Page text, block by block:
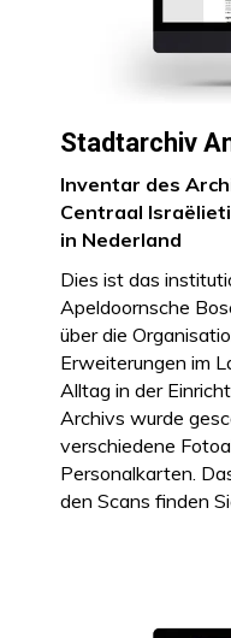
Stadtarchiv
Inventar des
Centraal
in Nederland
Dies ist das
Apeldoornsche
über die
Erweiterungen im
Alltag in der
Archivs wurde
verschiedene
Personalkarten.
den Scans finden